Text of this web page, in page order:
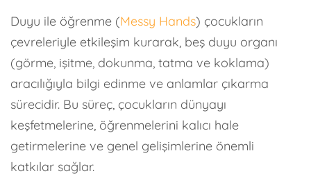
Duyu ile öğrenme (Messy Hands) çocukların
çevreleriyle etkileşim kurarak, beş duyu organı
(görme, işitme, dokunma, tatma ve koklama)
aracılığıyla bilgi edinme ve anlamlar çıkarma
sürecidir. Bu süreç, çocukların dünyayı
keşfetmelerine, öğrenmelerini kalıcı hale
getirmelerine ve genel gelişimlerine önemli
katkılar sağlar.